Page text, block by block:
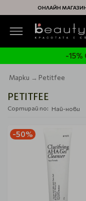
ОНЛАЙН
-15%
Марки Petitfee
PETITFEE
Сортирай по:
-50%